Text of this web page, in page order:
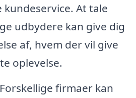
At tale
udbydere kan give dig
af, hvem der vil give
oplevelse.
Forskellige firmaer kan